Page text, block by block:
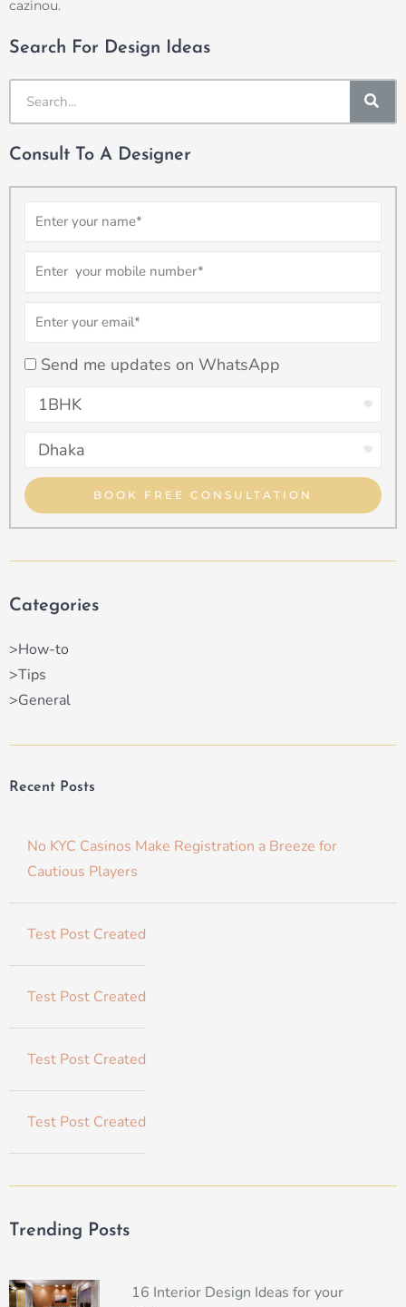
cazinou.
Search For Design Ideas
Consult To A Designer
Name
Number
Email
checkbox
Send me updates on WhatsApp
Select
Property
Type
Select
Property
Type
BOOK FREE CONSULTATION
Categories
>How-to
>Tips
>General
Recent Posts
No KYC Casinos Make Registration a Breeze for
Cautious Players
Test Post Created
Test Post Created
Test Post Created
Test Post Created
Trending Posts
16 Interior Design Ideas for your